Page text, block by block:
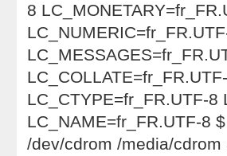
8
LC_CTYPE=fr_FR.UTF-8
LC_NAME=fr_FR.UTF-8
/dev/cdrom /media/cdrom